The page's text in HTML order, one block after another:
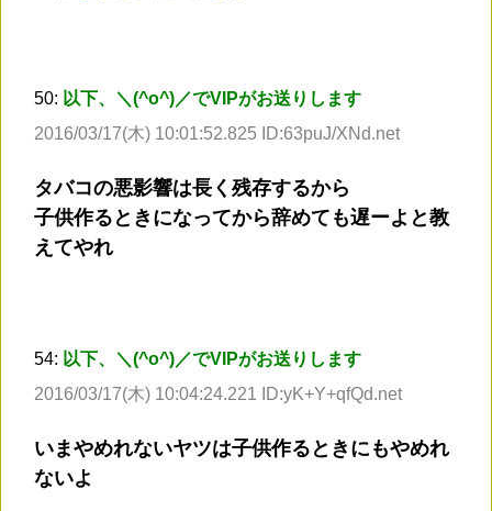
50: 以下、＼(^o^)／でVIPがお送りします
2016/03/17(木) 10:01:52.825 ID:63puJ/XNd.net
タバコの悪影響は長く残存するから
子供作るときになってから辞めても遅ーよと教
えてやれ
54: 以下、＼(^o^)／でVIPがお送りします
2016/03/17(木) 10:04:24.221 ID:yK+Y+qfQd.net
いまやめれないヤツは子供作るときにもやめれ
ないよ